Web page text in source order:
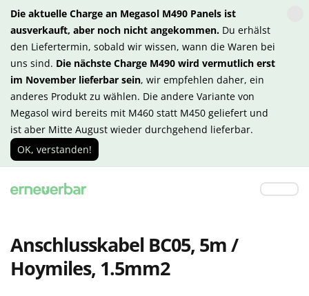
Die aktuelle Charge an Megasol M490 Panels ist
ausverkauft, aber noch nicht angekommen. Du erhälst
den Liefertermin, sobald wir wissen, wann die Waren bei
uns sind. Die nächste Charge M490 wird vermutlich erst
im November lieferbar sein, wir empfehlen daher, ein
anderes Produkt zu wählen. Die andere Variante von
Megasol wird bereits mit M460 statt M450 geliefert und
ist aber Mitte August wieder durchgehend lieferbar.
OK, verstanden!
Anschlusskabel BC05, 5m /
Hoymiles, 1.5mm2